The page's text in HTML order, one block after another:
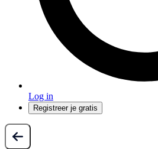
Log in
Registreer je gratis